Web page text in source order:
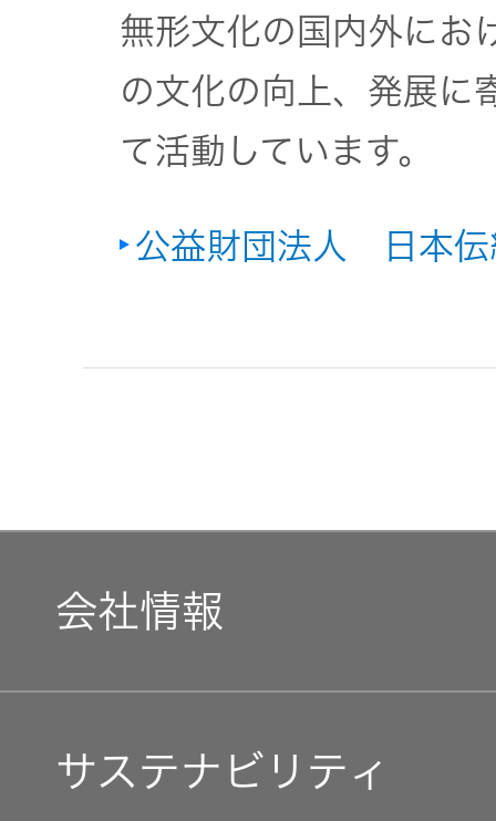
無形文化の国内外にお
の文化の向上、発展に
て活動しています。
公益財団法人 日本伝
会社情報
サステナビリティ